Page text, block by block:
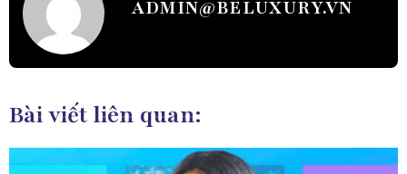
ADMIN@BELUXURY.VN
Bài viết liên quan: